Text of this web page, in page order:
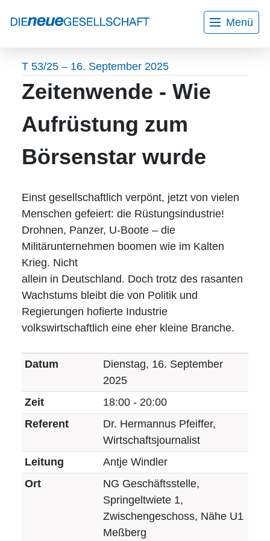
Menü
Home Aktuelles
Wir über uns
Mitarbeiter*innen
Kontakt
Bildungsurlaube
Gesprächskreise
Veranstaltungen
Projekte
AGB
Datenschutzerklärung
Ehrenamt
Impressum
T 53/25 – 16. September 2025
Zeitenwende - Wie
Aufrüstung zum
Börsenstar wurde
Einst gesellschaftlich verpönt, jetzt von vielen
Menschen gefeiert: die Rüstungsindustrie!
Drohnen, Panzer, U-Boote – die
Militärunternehmen boomen wie im Kalten
Krieg. Nicht
allein in Deutschland. Doch trotz des rasanten
Wachstums bleibt die von Politik und
Regierungen hofierte Industrie
volkswirtschaftlich eine eher kleine Branche.
Datum
Dienstag, 16. September
2025
Zeit
18:00 - 20:00
Referent
Dr. Hermannus Pfeiffer,
Wirtschaftsjournalist
Leitung
Antje Windler
Ort
NG Geschäftsstelle,
Springeltwiete 1,
Zwischengeschoss, Nähe U1
Meßberg